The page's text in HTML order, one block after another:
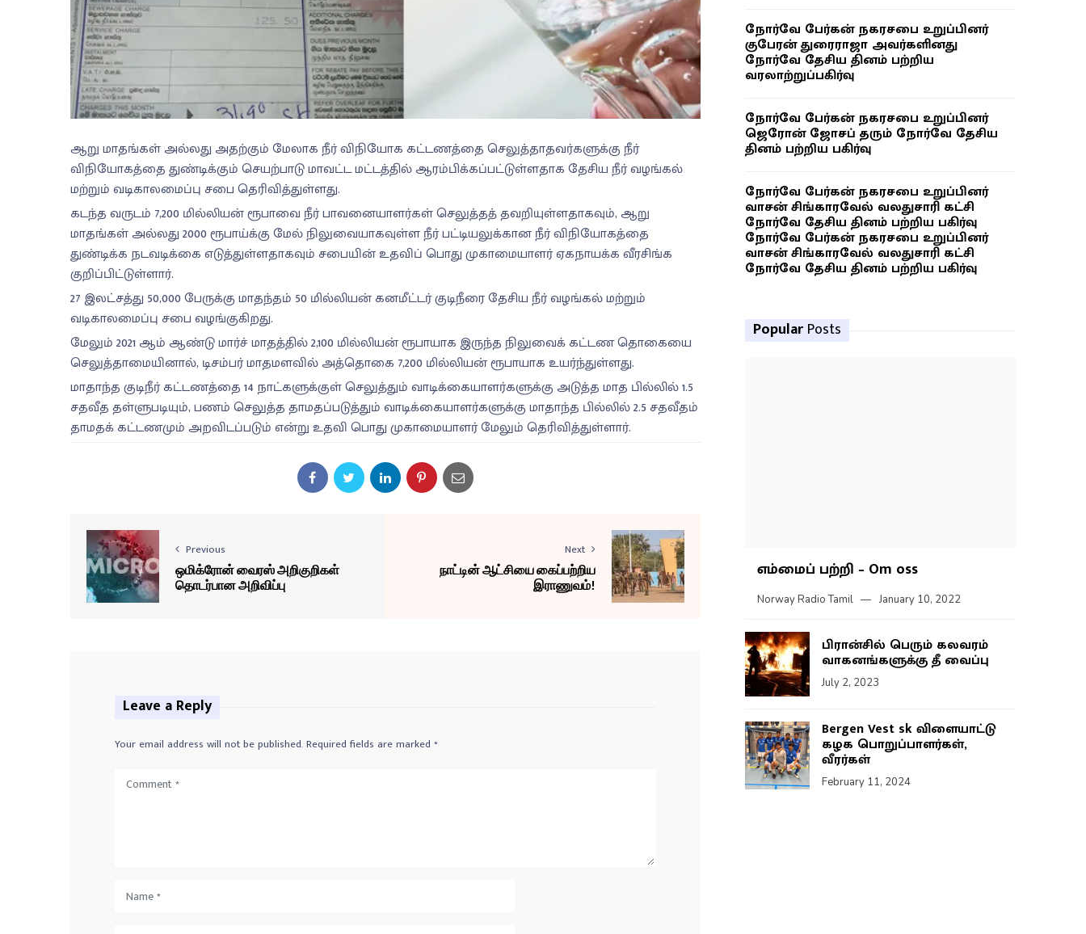
ஆறு மாதங்கள் அல்லது அதற்கும் மேலாக நீர் விநியோக கட்டணத்தை செலுத்தாதவர்களுக்கு நீர்
விநியோகத்தை துண்டிக்கும் செயற்பாடு மாவட்ட மட்டத்தில் ஆரம்பிக்கப்பட்டுள்ளதாக தேசிய நீர் வழங்கல்
மற்றும் வடிகாலமைப்பு சபை தெரிவித்துள்ளது.
கடந்த வருடம் 7,200 மில்லியன் ரூபாவை நீர் பாவனையாளர்கள் செலுத்தத் தவறியுள்ளதாகவும், ஆறு
மாதங்கள் அல்லது 2000 ரூபாய்க்கு மேல் நிலுவையாகவுள்ள நீர் பட்டியலுக்கான நீர் விநியோகத்தை
துண்டிக்க நடவடிக்கை எடுத்துள்ளதாகவும் சபையின் உதவிப் பொது முகாமையாளர் ஏகநாயக்க வீரசிங்க
குறிப்பிட்டுள்ளார்.
27 இலட்சத்து 50,000 பேருக்கு மாதந்தம் 50 மில்லியன் கனமீட்டர் குடிநீரை தேசிய நீர் வழங்கல் மற்றும்
வடிகாலமைப்பு சபை வழங்குகிறது.
மேலும் 2021 ஆம் ஆண்டு மார்ச் மாதத்தில் 2,100 மில்லியன் ரூபாயாக இருந்த நிலுவைக் கட்டண தொகையை
செலுத்தாமையினால், டிசம்பர் மாதமளவில் அத்தொகை 7,200 மில்லியன் ரூபாயாக உயர்ந்துள்ளது.
மாதாந்த குடிநீர் கட்டணத்தை 14 நாட்களுக்குள் செலுத்தும் வாடிக்கையாளர்களுக்கு அடுத்த மாத பில்லில் 1.5
சதவீத தள்ளுபடியும், பணம் செலுத்த தாமதப்படுத்தும் வாடிக்கையாளர்களுக்கு மாதாந்த பில்லில் 2.5 சதவீதம்
தாமதக் கட்டணமும் அறவிடப்படும் என்று உதவி பொது முகாமையாளர் மேலும் தெரிவித்துள்ளார்.
Previous
ஒமிக்ரோன் வைரஸ் அறிகுறிகள்
தொடர்பான அறிவிப்பு
Next
நாட்டின் ஆட்சியை கைப்பற்றிய
இராணுவம்!
Leave a Reply
Your email address will not be published.Required fields are marked *
நோர்வே பேர்கன் நகரசபை உறுப்பினர்
குபேரன் துரைராஜா அவர்களினது
நோர்வே தேசிய தினம் பற்றிய
வரலாற்றுப்பகிர்வு
நோர்வே பேர்கன் நகரசபை உறுப்பினர்
ஜெரோன் ஜோசப் தரும் நோர்வே தேசிய
தினம் பற்றிய பகிர்வு
நோர்வே பேர்கன் நகரசபை உறுப்பினர்
வாசன் சிங்காரவேல் வலதுசாரி கட்சி
நோர்வே தேசிய தினம் பற்றிய பகிர்வு
நோர்வே பேர்கன் நகரசபை உறுப்பினர்
வாசன் சிங்காரவேல் வலதுசாரி கட்சி
நோர்வே தேசிய தினம் பற்றிய பகிர்வு
Popular Posts
எம்மைப் பற்றி – Om oss
Norway Radio Tamil January 10, 2022
பிரான்சில் பெரும் கலவரம்
வாகனங்களுக்கு தீ வைப்பு
July 2, 2023
Bergen Vest sk விளையாட்டு
கழக பொறுப்பாளர்கள்,
வீரர்கள்
February 11, 2024